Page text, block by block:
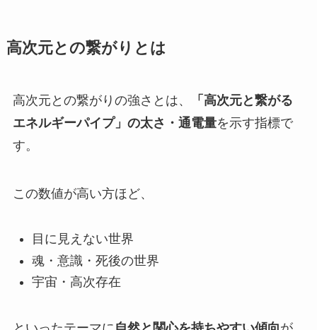
高次元との繋がりとは
高次元との繋がりの強さとは、
「高次元と繋がる
エネルギーパイプ」の太さ・通電量を示す指標で
す。
この数値が高い方ほど、
目に見えない世界
魂・意識・死後の世界
宇宙・高次存在